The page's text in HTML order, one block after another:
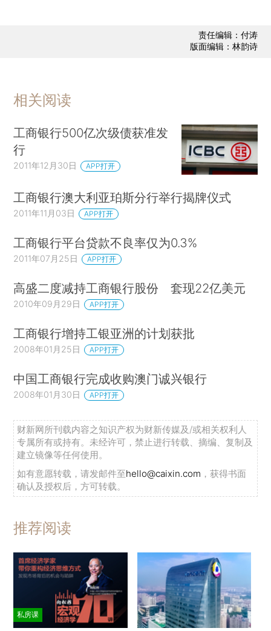
责任编辑：付涛
版面编辑：林韵诗
相关阅读
工商银行500亿次级债获准发
行
2011年12月30日 APP打开
工商银行澳大利亚珀斯分行举行揭牌仪式
2011年11月03日 APP打开
工商银行平台贷款不良率仅为0.3%
2011年07月25日 APP打开
高盛二度减持工商银行股份 套现22亿美元
2010年09月29日 APP打开
工商银行增持工银亚洲的计划获批
2008年01月25日 APP打开
中国工商银行完成收购澳门诚兴银行
2008年01月30日 APP打开
财新网所刊载内容之知识产权为财新传媒及/或相关权利人
专属所有或持有。未经许可，禁止进行转载、摘编、复制及
建立镜像等任何使用。
如有意愿转载，请发邮件至hello@caixin.com ，获得书面
确认及授权后，方可转载。
推荐阅读
私房课